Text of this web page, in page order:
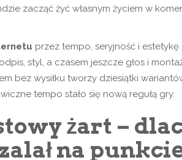
zacząć żyć własnym życiem w
przez tempo, seryjność i estetykę
styl, a czasem jeszcze głos i
bez wysiłku tworzy dziesiątki
tempo stało się nową regułą gry.
żart –
na